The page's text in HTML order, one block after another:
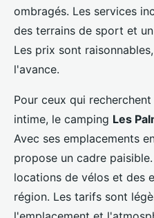
ombragés. Les services
des terrains de sport et
Les prix sont
l'avance.
Pour ceux qui
intime, le camping Les
Avec ses emplacements
propose un cadre
locations de vélos et des
région. Les tarifs sont